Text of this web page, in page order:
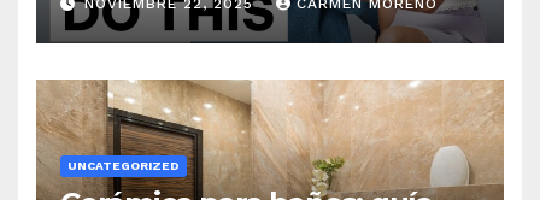
NOVIEMBRE 22, 2025 CARMEN MORENO
UNCATEGORIZED